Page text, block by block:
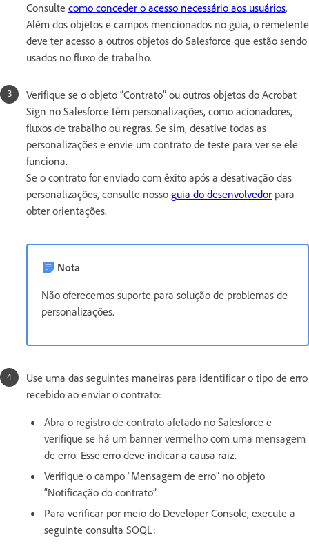
Consulte como conceder o acesso necessário aos usuários.
Além dos objetos e campos mencionados no guia, o remetente
deve ter acesso a outros objetos do Salesforce que estão sendo
usados no fluxo de trabalho.
Verifique se o objeto “Contrato” ou outros objetos do Acrobat
Sign no Salesforce têm personalizações, como acionadores,
fluxos de trabalho ou regras. Se sim, desative todas as
personalizações e envie um contrato de teste para ver se ele
funciona.
Se o contrato for enviado com êxito após a desativação das
personalizações, consulte nosso guia do desenvolvedor para
obter orientações.
Nota
Não oferecemos suporte para solução de problemas de
personalizações.
Use uma das seguintes maneiras para identificar o tipo de erro
recebido ao enviar o contrato:
Abra o registro de contrato afetado no Salesforce e
verifique se há um banner vermelho com uma mensagem
de erro. Esse erro deve indicar a causa raiz.
Verifique o campo “Mensagem de erro” no objeto
“Notificação do contrato”.
Para verificar por meio do Developer Console, execute a
seguinte consulta SOQL: